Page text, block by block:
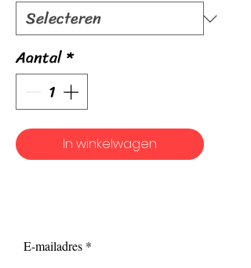
Aantal*
In winkelwagen
E-mailadres